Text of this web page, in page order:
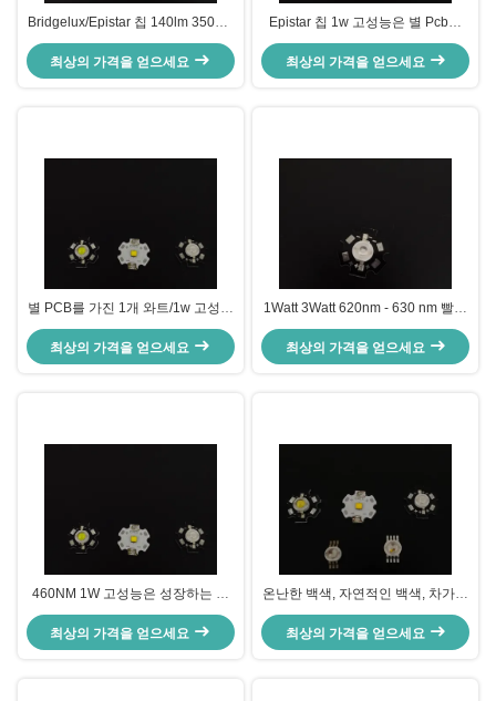
Bridgelux/Epistar 칩 140lm 350ma
1w 고성능 LED 120 정도 LM-80
최상의 가격을 얻으세요
Epistar 칩 1w 고성능은 별 Pcb의
120도 시야각을 가진 140lm를 지도
했습니다
최상의 가격을 얻으세요
별 PCB를 가진 1개 와트/1w 고성능
지도한 발광 다이오드 520nm를 골
라내십시오
최상의 가격을 얻으세요
1Watt 3Watt 620nm - 630 nm 빨간
고성능은 다이오드, 지도한 칩
LM80를 지도했습니다
최상의 가격을 얻으세요
460NM 1W 고성능은 성장하는 식
물, 2.2-2.8 전압을 위한 파란 다이
오드를 지도했습니다
최상의 가격을 얻으세요
온난한 백색, 자연적인 백색, 차가운
백색에서 지도된 성장하고 있는 빛
1W 고성능을 설치하십시오
최상의 가격을 얻으세요